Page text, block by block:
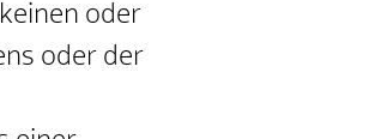
oder
oder der